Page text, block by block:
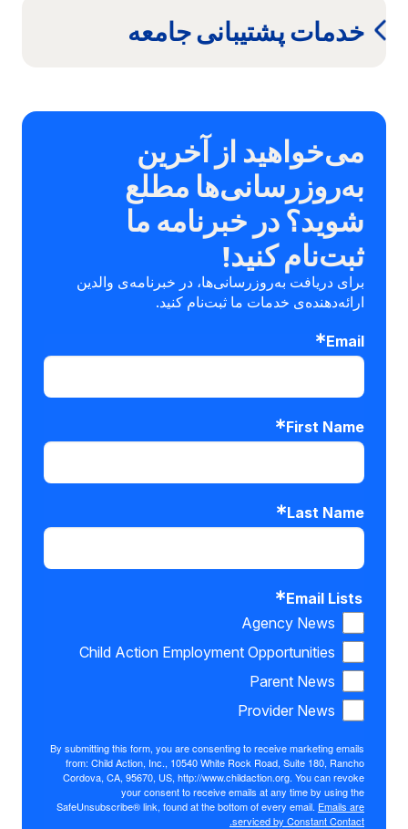
خدمات پشتیبانی جامعه
می‌خواهید از آخرین
به‌روزرسانی‌ها مطلع
شوید؟ در خبرنامه ما
ثبت‌نام کنید!
برای دریافت به‌روزرسانی‌ها، در خبرنامه‌ی والدین
ارائه‌دهنده‌ی خدمات ما ثبت‌نام کنید.
Email
First Name
Last Name
Email Lists
Agency News
Child Action Employment Opportunities
Parent News
Provider News
By submitting this form, you are consenting to receive marketing emails
from: Child Action, Inc., 10540 White Rock Road, Suite 180, Rancho
Cordova, CA, 95670, US, http://www.childaction.org. You can revoke
your consent to receive emails at any time by using the
SafeUnsubscribe® link, found at the bottom of every email. Emails are
serviced by Constant Contact.